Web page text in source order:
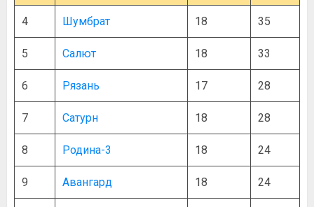
4 Шумбрат 18 35
5 Салют 18 33
6 Рязань 17 28
7 Сатурн 18 28
8 Родина-3 18 24
9 Авангард 18 24